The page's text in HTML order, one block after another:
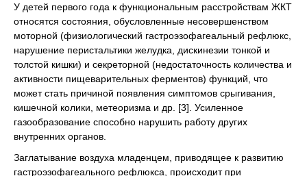
У детей первого года к функциональным расстройствам ЖКТ
относятся состояния, обусловленные несовершенством
моторной (физиологический гастроэзофагеальный рефлюкс,
нарушение перистальтики желудка, дискинезии тонкой и
толстой кишки) и секреторной (недостаточность количества и
активности пищеварительных ферментов) функций, что
может стать причиной появления симптомов срыгивания,
кишечной колики, метеоризма и др. [3]. Усиленное
газообразование способно нарушить работу других
внутренних органов.
Заглатывание воздуха младенцем, приводящее к развитию
гастроэзофагеального рефлюкса, происходит при